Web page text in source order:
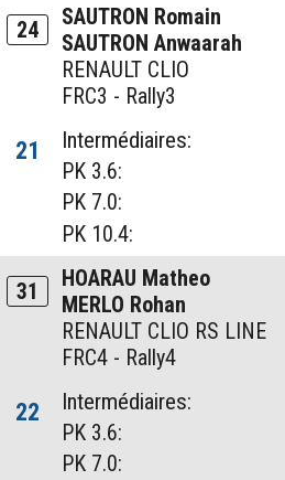
24
SAUTRON Romain
SAUTRON Anwaarah
RENAULT CLIO
FRC3 - Rally3
21
Intermédiaires:
PK 3.6:
PK 7.0:
PK 10.4:
31
HOARAU Matheo
MERLO Rohan
RENAULT CLIO RS LINE
FRC4 - Rally4
22
Intermédiaires:
PK 3.6:
PK 7.0: